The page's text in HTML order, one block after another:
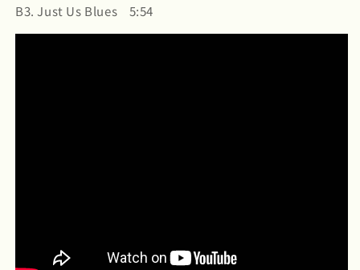
ら
や
B3. Just Us Blues 5:54